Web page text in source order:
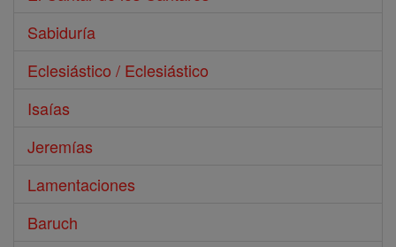
Sabiduría
Eclesiástico / Eclesiástico
Isaías
Jeremías
Lamentaciones
Baruch